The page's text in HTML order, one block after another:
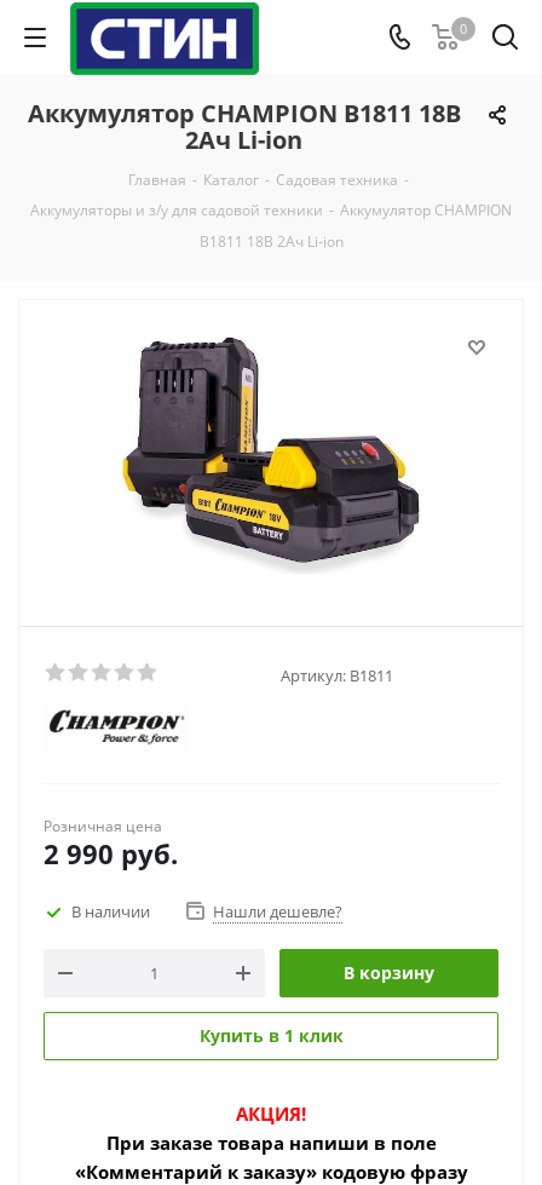
0
Аккумулятор CHAMPION B1811 18В
2Ач Li-ion
Главная - Каталог - Садовая техника -
Аккумуляторы и з/у для садовой техники - Аккумулятор CHAMPION
B1811 18В 2Ач Li-ion
Артикул: B1811
Розничная цена
2 990 руб.
В наличии Нашли дешевле?
В корзину
Купить в 1 клик
АКЦИЯ!
При заказе товара напиши в поле
«Комментарий к заказу» кодовую фразу